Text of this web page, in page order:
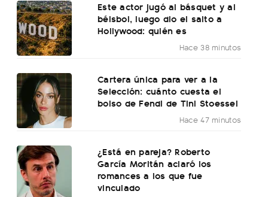
Este actor jugó al básquet y al
béisbol, luego dio el salto a
Hollywood: quién es
Hace 38 minutos
Cartera única para ver a la
Selección: cuánto cuesta el
bolso de Fendi de Tini Stoessel
Hace 47 minutos
¿Está en pareja? Roberto
García Moritán aclaró los
romances a los que fue
vinculado